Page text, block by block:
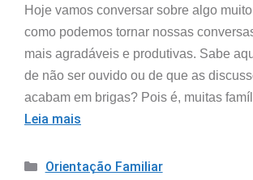
Hoje vamos conversar sobre algo
como podemos tornar nossas
mais agradáveis e produtivas. Sabe
de não ser ouvido ou de que as
acabam em brigas? Pois é, muitas
Leia mais
Orientação Familiar